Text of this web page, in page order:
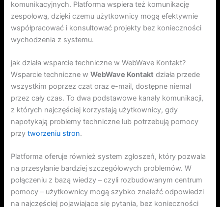
komunikacyjnych. Platforma wspiera też komunikację
zespołową, dzięki czemu użytkownicy mogą efektywnie
współpracować i konsultować projekty bez konieczności
wychodzenia z systemu.
jak działa wsparcie techniczne w WebWave Kontakt?
Wsparcie techniczne wWebWave Kontakt działa przede
wszystkim poprzez czat oraz e-mail, dostępne niemal
przez cały czas. To dwa podstawowe kanały komunikacji,
z których najczęściej korzystają użytkownicy, gdy
napotykają problemy techniczne lub potrzebują pomocy
przytworzeniu stron.
Platforma oferuje również system zgłoszeń, który pozwala
na przesyłanie bardziej szczegółowych problemów. W
połączeniu z bazą wiedzy – czyli rozbudowanym centrum
pomocy – użytkownicy mogą szybko znaleźć odpowiedzi
na najczęściej pojawiające się pytania, bez konieczności